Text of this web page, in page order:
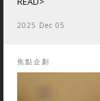
2025 Dec 05
焦點企劃